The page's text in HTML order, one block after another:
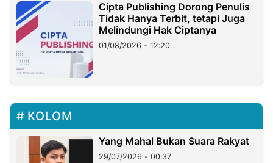
Cipta Publishing Dorong Penulis
Tidak Hanya Terbit, tetapi Juga
Melindungi Hak Ciptanya
01/08/2026 - 12:20
KOLOM
Yang Mahal Bukan Suara Rakyat
29/07/2026 - 00:37